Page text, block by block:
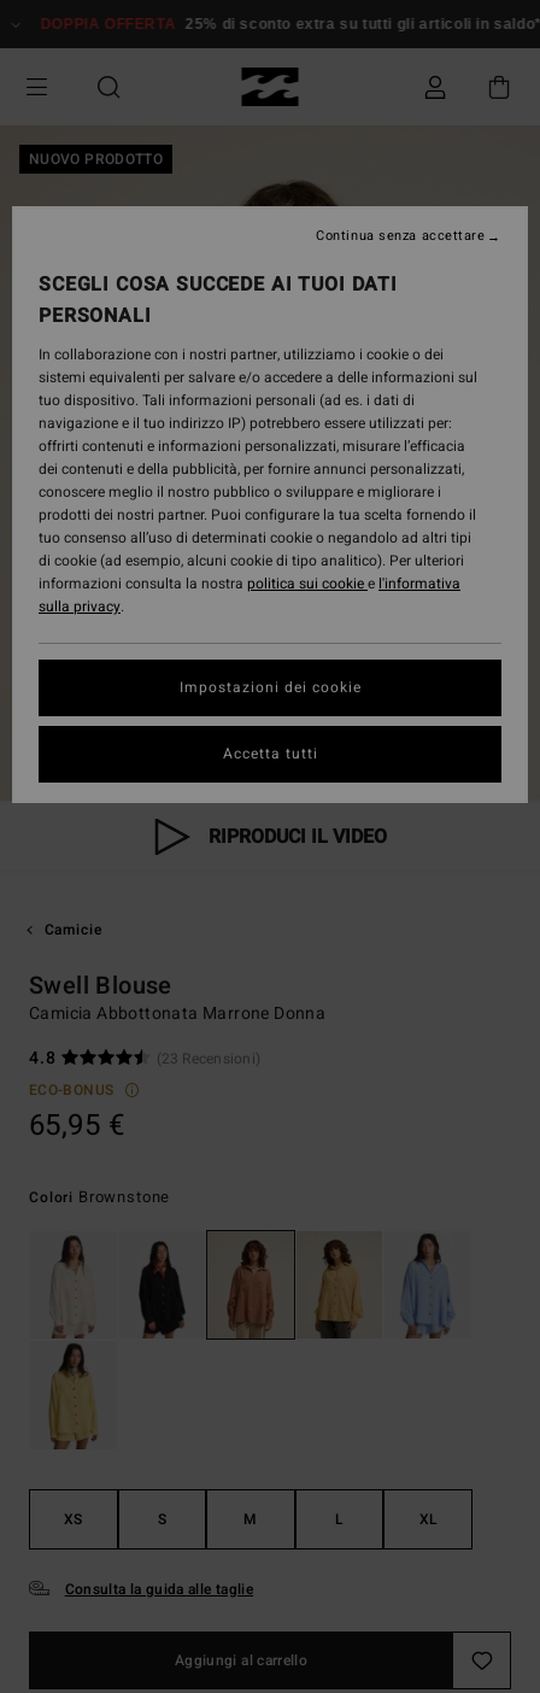
alle
prodotto
DOPPIA OFFERTA 25% di sconto extra su tutti gli articoli in saldo*
NUOVO PRODOTTO
RIPRODUCI IL VIDEO
Camicie
Swell Blouse
Camicia Abbottonata Marrone Donna
4.8
(23 Recensioni)
ECO-BONUS
65,95 €
Colori Brownstone
XS S M L XL
Consulta la guida alle taglie
Aggiungi al carrello
SCEGLI COSA SUCCEDE AI TUOI DATI
PERSONALI
In collaborazione con i nostri partner, utilizziamo i cookie o dei
sistemi equivalenti per salvare e/o accedere a delle informazioni sul
tuo dispositivo. Tali informazioni personali (ad es. i dati di
navigazione e il tuo indirizzo IP) potrebbero essere utilizzati per:
offrirti contenuti e informazioni personalizzati, misurare l’efficacia
dei contenuti e della pubblicità, per fornire annunci personalizzati,
conoscere meglio il nostro pubblico o sviluppare e migliorare i
prodotti dei nostri partner. Puoi configurare la tua scelta fornendo il
tuo consenso all’uso di determinati cookie o negandolo ad altri tipi
di cookie (ad esempio, alcuni cookie di tipo analitico). Per ulteriori
informazioni consulta la nostra politica sui cookiee l'informativa
sulla privacy.
Impostazioni dei cookie
Continua senza accettare
Accetta tutti